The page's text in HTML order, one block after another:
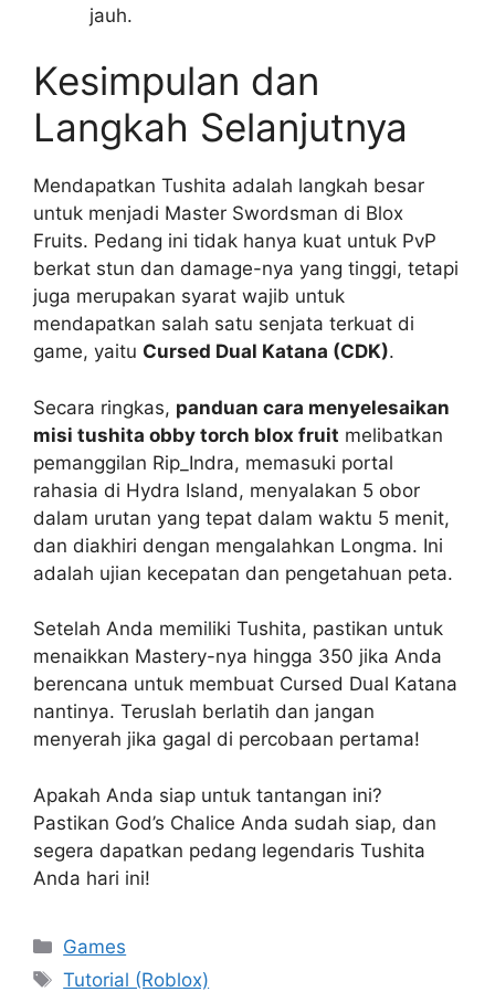
jauh.
Kesimpulan dan
Langkah Selanjutnya
Mendapatkan Tushita adalah langkah besar
untuk menjadi Master Swordsman di Blox
Fruits. Pedang ini tidak hanya kuat untuk PvP
berkat stun dan damage-nya yang tinggi, tetapi
juga merupakan syarat wajib untuk
mendapatkan salah satu senjata terkuat di
game, yaitu Cursed Dual Katana (CDK).
Secara ringkas, panduan cara menyelesaikan
misi tushita obby torch blox fruit melibatkan
pemanggilan Rip_Indra, memasuki portal
rahasia di Hydra Island, menyalakan 5 obor
dalam urutan yang tepat dalam waktu 5 menit,
dan diakhiri dengan mengalahkan Longma. Ini
adalah ujian kecepatan dan pengetahuan peta.
Setelah Anda memiliki Tushita, pastikan untuk
menaikkan Mastery-nya hingga 350 jika Anda
berencana untuk membuat Cursed Dual Katana
nantinya. Teruslah berlatih dan jangan
menyerah jika gagal di percobaan pertama!
Apakah Anda siap untuk tantangan ini?
Pastikan God’s Chalice Anda sudah siap, dan
segera dapatkan pedang legendaris Tushita
Anda hari ini!
Categories
Games
Tags
Tutorial (Roblox)